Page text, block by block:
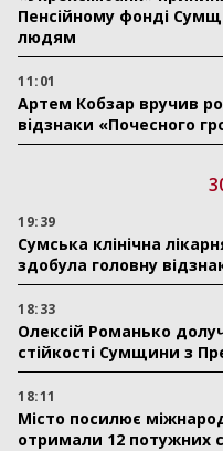
Пенсійному фонді
людям
11:01
Артем Кобзар вручив
відзнаки «Почесного
19:39
Сумська клінічна
здобула головну
18:33
Олексій Романько
стійкості Сумщини з
18:11
Місто посилює
отримали 12 потужних